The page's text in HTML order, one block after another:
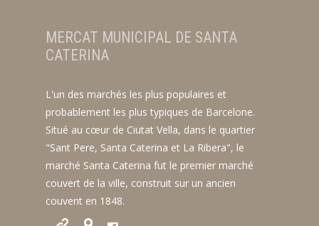
MERCAT MUNICIPAL DE SANTA
CATERINA
L'un des marchés les plus populaires et
probablement les plus typiques de Barcelone.
Situé au cœur de Ciutat Vella, dans le quartier
"Sant Pere, Santa Caterina et La Ribera", le
marché Santa Caterina fut le premier marché
couvert de la ville, construit sur un ancien
couvent en 1848.